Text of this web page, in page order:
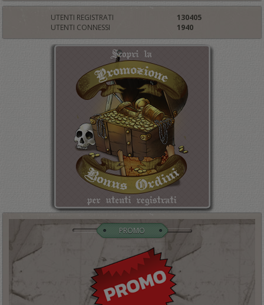
UTENTI REGISTRATI
130405
UTENTI CONNESSI
1940
PROMO